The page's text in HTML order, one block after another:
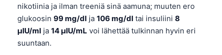
nikotiinia ja ilman treeniä sinä aamuna; muuten ero
glukoosin 99 mg/dl ja 106 mg/dl tai insuliini 8
µIU/ml ja 14 µIU/mL voi lähettää tulkinnan hyvin eri
suuntaan.